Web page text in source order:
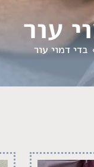
עור
בדי דמוי עור